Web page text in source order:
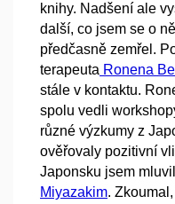
knihy. Nadšení ale
další, co jsem se o
předčasně zemřel.
terapeuta Ronena
stále v kontaktu.
spolu vedli
různé výzkumy z
ověřovaly pozitivní
Japonsku jsem
Miyazakim.